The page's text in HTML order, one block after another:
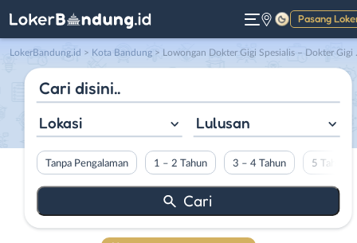
Pasang
Gelap
LokerBandung.id > Kota Bandung > Lowongan Dokter Gigi Spesialis – Dokter Gigi Umum – Front Office – Perawat Gigi di Beaudent
Lokasi Lulusan
Tanpa Pengalaman 1 – 2 Tahun 3 – 4 Tahun 5 Tahun